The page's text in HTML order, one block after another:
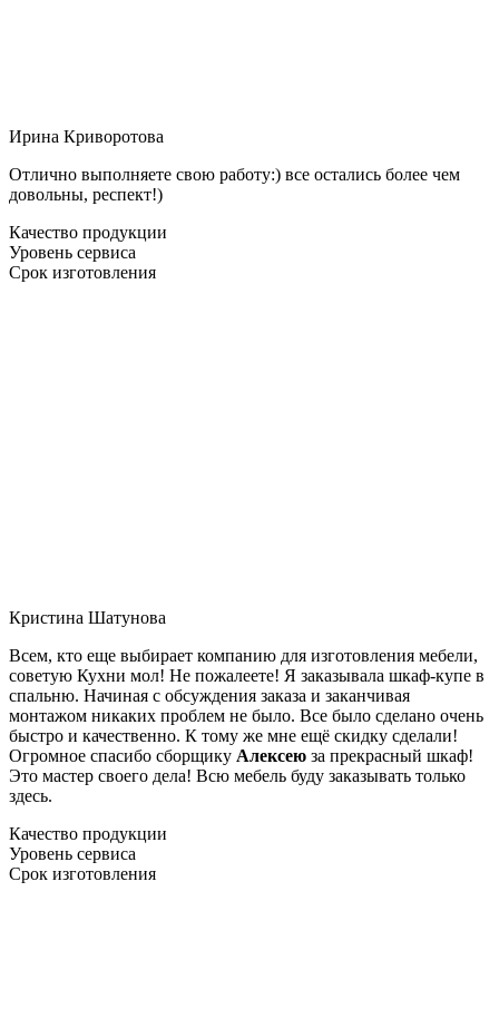
Ирина Криворотова
Отлично выполняете свою работу:) все остались более чем
довольны, респект!)
Качество продукции
Уровень сервиса
Срок изготовления
Кристина Шатунова
Всем, кто еще выбирает компанию для изготовления мебели,
советую Кухни мол! Не пожалеете! Я заказывала шкаф-купе в
спальню. Начиная с обсуждения заказа и заканчивая
монтажом никаких проблем не было. Все было сделано очень
быстро и качественно. К тому же мне ещё скидку сделали!
Огромное спасибо сборщику Алексею за прекрасный шкаф!
Это мастер своего дела! Всю мебель буду заказывать только
здесь.
Качество продукции
Уровень сервиса
Срок изготовления